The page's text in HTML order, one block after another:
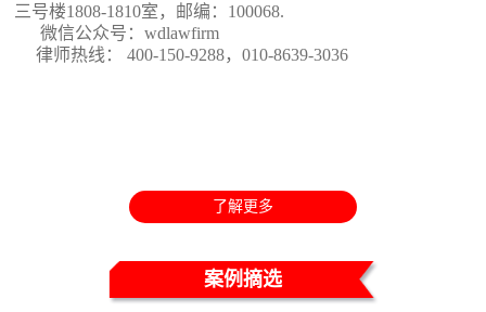
三号楼1808-1810室 ，邮编：100068.
微信公众号：wdlawfirm
律师热线： 400-150-9288，010-8639-3036
了解更多
案例摘选